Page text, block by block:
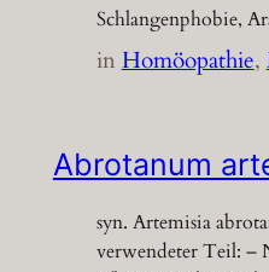
Schlangenphobie,
inHomöopathie,
Abrotanum
syn. Artemisia
verwendeter Teil: –